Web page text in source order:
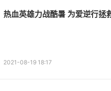
2021-08-19 18:17